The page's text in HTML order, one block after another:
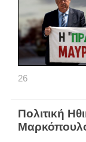
26
Πολιτική